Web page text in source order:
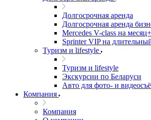
Долгосрочная аренда
Долгосрочная аренда
Mercedes V-class на месяц+
Sprinter VIP на
Туризм и lifestyle
Туризм и lifestyle
Экскурсии по Беларуси
Авто для фото- и
Компания
Компания